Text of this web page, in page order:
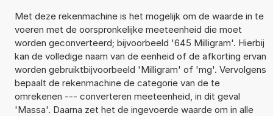
Met deze rekenmachine is het mogelijk om de waarde in te
voeren met de oorspronkelijke meeteenheid die moet
worden geconverteerd; bijvoorbeeld '645 Milligram'. Hierbij
kan de volledige naam van de eenheid of de afkorting ervan
worden gebruiktbijvoorbeeld 'Milligram' of 'mg'. Vervolgens
bepaalt de rekenmachine de categorie van de te
omrekenen --- converteren meeteenheid, in dit geval
'Massa'. Daarna zet het de ingevoerde waarde om in alle